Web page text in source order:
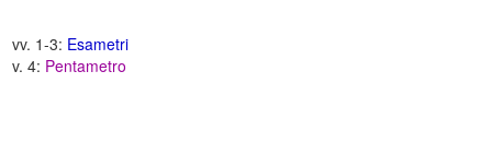
vv. 1-3: Esametri
v. 4: Pentametro